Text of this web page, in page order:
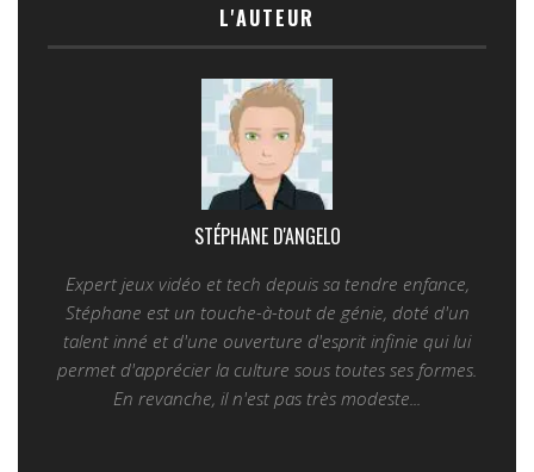
L'AUTEUR
STÉPHANE D'ANGELO
Expert jeux vidéo et tech depuis sa tendre enfance,
Stéphane est un touche-à-tout de génie, doté d'un
talent inné et d'une ouverture d'esprit infinie qui lui
permet d'apprécier la culture sous toutes ses formes.
En revanche, il n'est pas très modeste...